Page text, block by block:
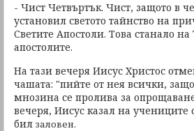
- Чист Четвъртък. Чист, защото в
установил светото тайнство на
Светите Апостоли. Това станало
апостолите.
На тази вечеря Иисус Христос
чашата: "пийте от нея всички,
мнозина се пролива за
вечеря, Иисус казал на
бил заловен.